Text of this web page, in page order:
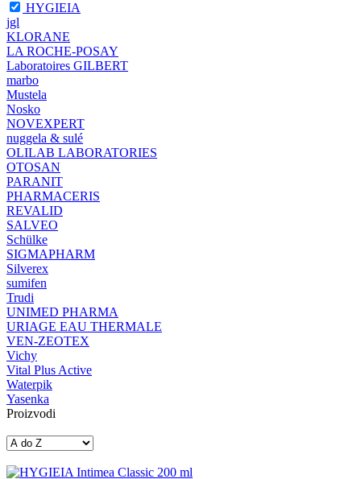
HYGIEIA
jgl
KLORANE
LA ROCHE-POSAY
Laboratoires GILBERT
marbo
Mustela
Nosko
NOVEXPERT
nuggela & sulé
OLILAB LABORATORIES
OTOSAN
PARANIT
PHARMACERIS
REVALID
SALVEO
Schülke
SIGMAPHARM
Silverex
sumifen
Trudi
UNIMED PHARMA
URIAGE EAU THERMALE
VEN-ZEOTEX
Vichy
Vital Plus Active
Waterpik
Yasenka
Proizvodi